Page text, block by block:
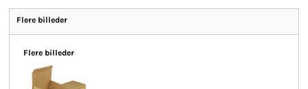
Flere billeder
Flere billeder